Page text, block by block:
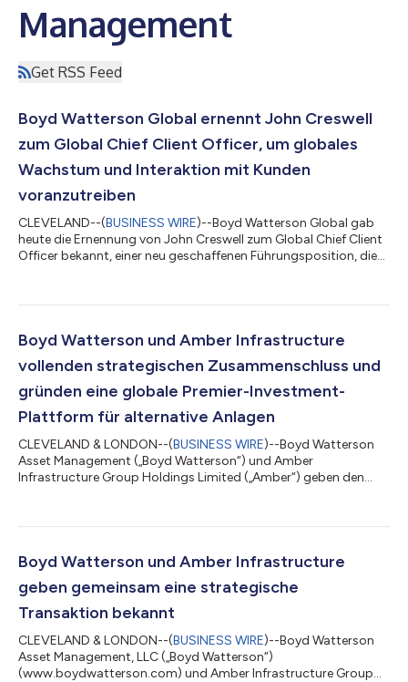
Management
Get RSS Feed
Boyd Watterson Global ernennt John Creswell
zum Global Chief Client Officer, um globales
Wachstum und Interaktion mit Kunden
voranzutreiben
CLEVELAND--(BUSINESS WIRE)--Boyd Watterson Global gab
heute die Ernennung von John Creswell zum Global Chief Client
Officer bekannt, einer neu geschaffenen Führungsposition, die
widerspiegelt. In dieser Position wird Creswell den weltweiten
den Vereinigten Staaten, Europa und im asiatisch-pazifischen
Raum leiten. Dabei wird er...
Boyd Watterson und Amber Infrastructure
vollenden strategischen Zusammenschluss und
gründen eine globale Premier-Investment-
Plattform für alternative Anlagen
CLEVELAND & LONDON--(BUSINESS WIRE)--Boyd Watterson
Asset Management („Boyd Watterson“) und Amber
Infrastructure Group Holdings Limited („Amber“) geben den
August abgeschlossen, nachdem alle erforderlichen
einschließlich der Zustimmung der britischen FCA, eingegangen
waren. Durch den Zusammenschluss entsteht eine weltweit
diversifiziert...
Boyd Watterson und Amber Infrastructure
geben gemeinsam eine strategische
Transaktion bekannt
CLEVELAND & LONDON--(BUSINESS WIRE)--Boyd Watterson
Asset Management, LLC („Boyd Watterson“)
(www.boydwatterson.com) und Amber Infrastructure Group